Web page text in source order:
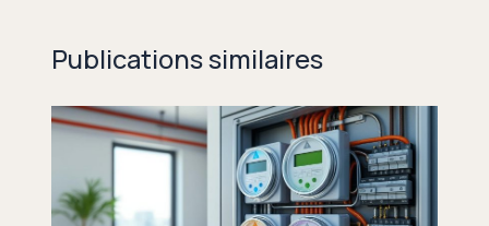
Publications similaires